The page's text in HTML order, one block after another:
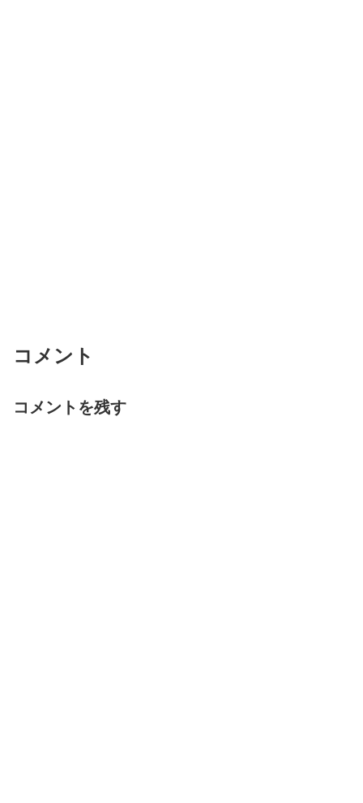
コメント
コメントを残す